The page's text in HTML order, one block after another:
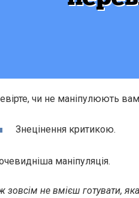
чи не маніпулюють
Знецінення критикою.
маніпуляція.
зовсім не вмієш готувати,